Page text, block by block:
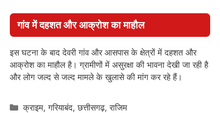
गांव में दहशत और आक्रोश का माहौल
इस घटना के बाद देवरी गांव और आसपास के क्षेत्रों में दहशत और
आक्रोश का माहौल है। ग्रामीणों में असुरक्षा की भावना देखी जा रही है
और लोग जल्द से जल्द मामले के खुलासे की मांग कर रहे हैं।
Categories
क्राइम,गरियाबंद,छत्तीसगढ़,राजिम